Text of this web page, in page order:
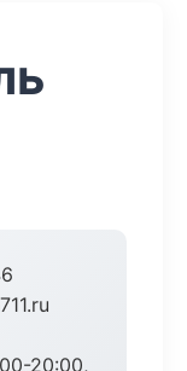
20:00,